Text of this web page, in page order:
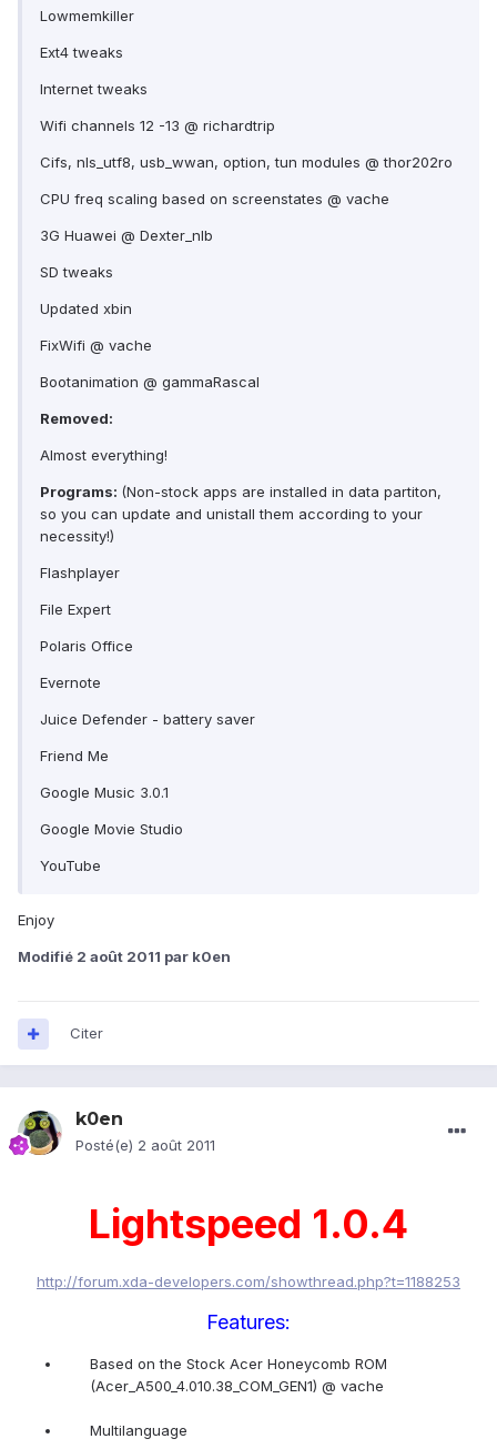
Lowmemkiller
Ext4 tweaks
Internet tweaks
Wifi channels 12 -13 @ richardtrip
Cifs, nls_utf8, usb_wwan, option, tun modules @ thor202ro
CPU freq scaling based on screenstates @ vache
3G Huawei @ Dexter_nlb
SD tweaks
Updated xbin
FixWifi @ vache
Bootanimation @ gammaRascal
Removed:
Almost everything!
Programs: (Non-stock apps are installed in data partiton,
so you can update and unistall them according to your
necessity!)
Flashplayer
File Expert
Polaris Office
Evernote
Juice Defender - battery saver
Friend Me
Google Music 3.0.1
Google Movie Studio
YouTube
Enjoy
Modifié 2 août 2011 par k0en
Citer
k0en
Posté(e) 2 août 2011
Lightspeed 1.0.4
http://forum.xda-developers.com/showthread.php?t=1188253
Features:
Based on the Stock Acer Honeycomb ROM
(Acer_A500_4.010.38_COM_GEN1) @ vache
Multilanguage